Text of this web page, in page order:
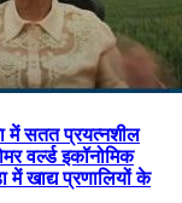
में सतत प्रयत्नशील
वर्ल्ड इकॉनोमिक
में खाद्य प्रणालियों के